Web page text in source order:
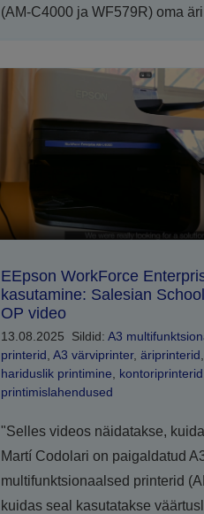
(AM-C4000 ja WF579R) oma
EEpson WorkForce
kasutamine: Salesian
OP video
13.08.2025 Sildid: A3
printerid A3 värviprinter, äriprinterid
hariduslik printimine
kontoriprinterid
printimislahendused
"Selles videos näidatakse,
Martí Codolari on paigaldatud
multifunktsionaalsed printerid
kuidas seal kasutatakse